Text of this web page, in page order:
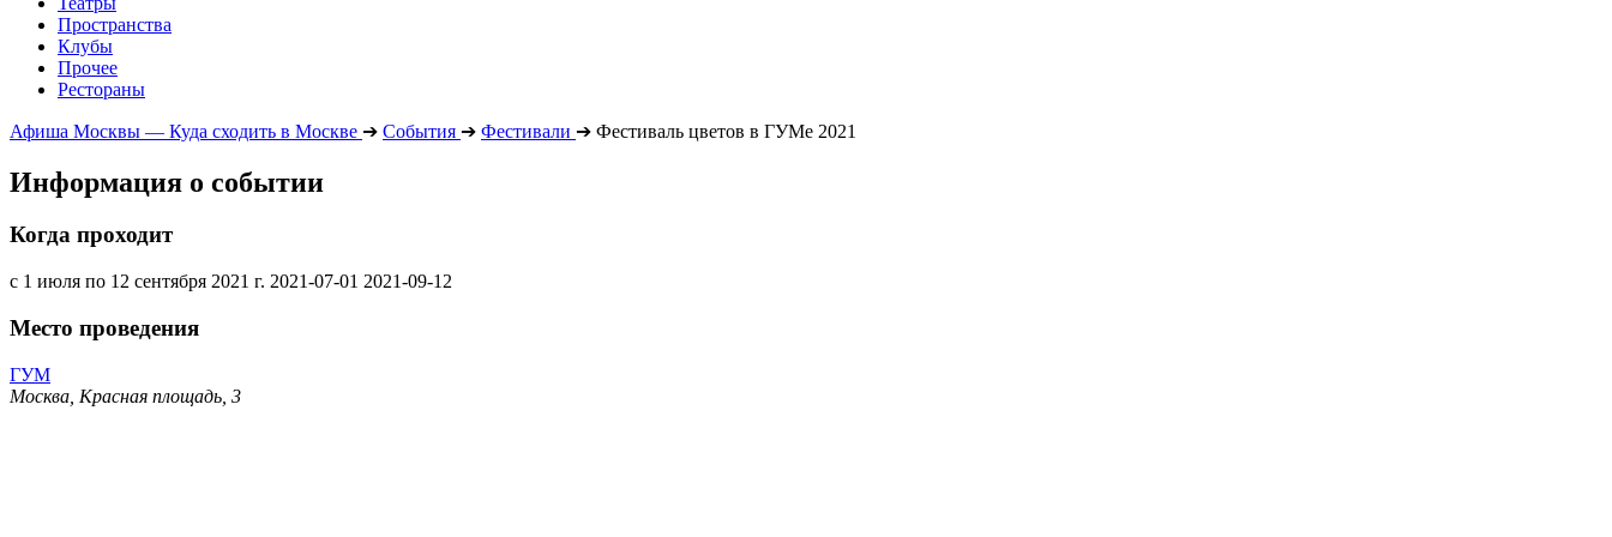
Пространства
Клубы
Прочее
Рестораны
Афиша Москвы — Куда сходить в Москве ➔ События ➔ Фестивали ➔ Фестиваль цветов в ГУМе 2021
Информация о событии
Когда проходит
с 1 июля по 12 сентября 2021 г. 2021-07-01 2021-09-12
Место проведения
ГУМ
Москва, Красная площадь, 3